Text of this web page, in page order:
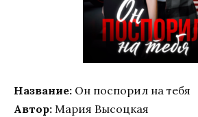
Название: Он поспорил на тебя
Автор: Мария Высоцкая